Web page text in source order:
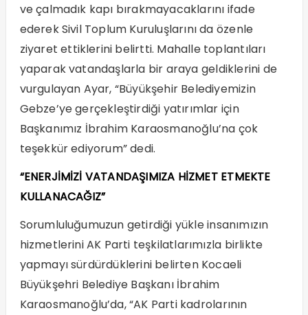
ve çalmadık kapı bırakmayacaklarını ifade
ederek Sivil Toplum Kuruluşlarını da özenle
ziyaret ettiklerini belirtti. Mahalle toplantıları
yaparak vatandaşlarla bir araya geldiklerini de
vurgulayan Ayar, “Büyükşehir Belediyemizin
Gebze’ye gerçekleştirdiği yatırımlar için
Başkanımız İbrahim Karaosmanoğlu’na çok
teşekkür ediyorum” dedi.
“ENERJİMİZİ VATANDAŞIMIZA HİZMET ETMEKTE
KULLANACAĞIZ”
Sorumluluğumuzun getirdiği yükle insanımızın
hizmetlerini AK Parti teşkilatlarımızla birlikte
yapmayı sürdürdüklerini belirten Kocaeli
Büyükşehri Belediye Başkanı İbrahim
Karaosmanoğlu’da, “AK Parti kadrolarının